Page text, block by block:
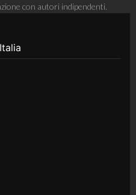
con autori indipendenti.
Italia